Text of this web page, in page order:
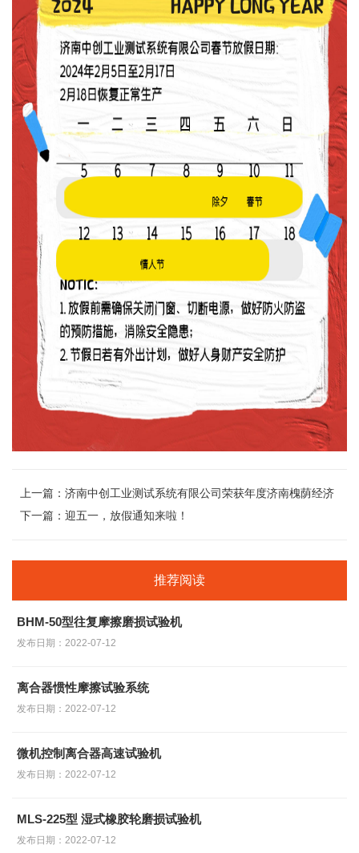
上一篇： 济南中创工业测试系统有限公司荣获年度济南槐荫经济
开发区产业扶持资金
下一篇： 迎五一，放假通知来啦！
推荐阅读
BHM-50型往复摩擦磨损试验机
发布日期：2022-07-12
离合器惯性摩擦试验系统
发布日期：2022-07-12
微机控制离合器高速试验机
发布日期：2022-07-12
MLS-225型 湿式橡胶轮磨损试验机
发布日期：2022-07-12